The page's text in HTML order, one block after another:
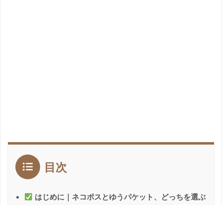
目次
はじめに｜ネコポスとゆうパケット、どっちを選ぶ